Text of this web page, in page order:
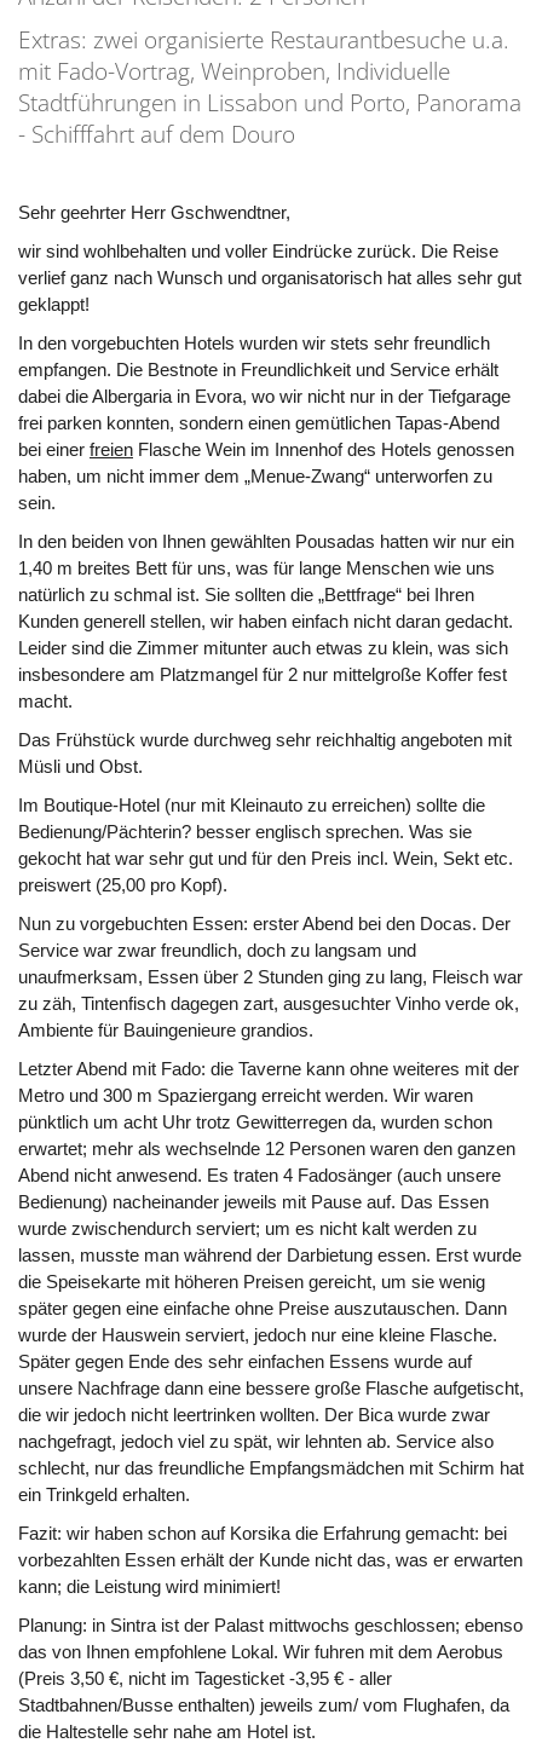
Extras: zwei organisierte Restaurantbesuche u.a.
mit Fado-Vortrag, Weinproben, Individuelle
Stadtführungen in Lissabon und Porto, Panorama
- Schifffahrt auf dem Douro
Sehr geehrter Herr Gschwendtner,
wir sind wohlbehalten und voller Eindrücke zurück. Die Reise
verlief ganz nach Wunsch und organisatorisch hat alles sehr gut
geklappt!
In den vorgebuchten Hotels wurden wir stets sehr freundlich
empfangen. Die Bestnote in Freundlichkeit und Service erhält
dabei die Albergaria in Evora, wo wir nicht nur in der Tiefgarage
frei parken konnten, sondern einen gemütlichen Tapas-Abend
bei einer freien Flasche Wein im Innenhof des Hotels genossen
haben, um nicht immer dem „Menue-Zwang“ unterworfen zu
sein.
In den beiden von Ihnen gewählten Pousadas hatten wir nur ein
1,40 m breites Bett für uns, was für lange Menschen wie uns
natürlich zu schmal ist. Sie sollten die „Bettfrage“ bei Ihren
Kunden generell stellen, wir haben einfach nicht daran gedacht.
Leider sind die Zimmer mitunter auch etwas zu klein, was sich
insbesondere am Platzmangel für 2 nur mittelgroße Koffer fest
macht.
Das Frühstück wurde durchweg sehr reichhaltig angeboten mit
Müsli und Obst.
Im Boutique-Hotel (nur mit Kleinauto zu erreichen) sollte die
Bedienung/Pächterin? besser englisch sprechen. Was sie
gekocht hat war sehr gut und für den Preis incl. Wein, Sekt etc.
preiswert (25,00 pro Kopf).
Nun zu vorgebuchten Essen: erster Abend bei den Docas. Der
Service war zwar freundlich, doch zu langsam und
unaufmerksam, Essen über 2 Stunden ging zu lang, Fleisch war
zu zäh, Tintenfisch dagegen zart, ausgesuchter Vinho verde ok,
Ambiente für Bauingenieure grandios.
Letzter Abend mit Fado: die Taverne kann ohne weiteres mit der
Metro und 300 m Spaziergang erreicht werden. Wir waren
pünktlich um acht Uhr trotz Gewitterregen da, wurden schon
erwartet; mehr als wechselnde 12 Personen waren den ganzen
Abend nicht anwesend. Es traten 4 Fadosänger (auch unsere
Bedienung) nacheinander jeweils mit Pause auf. Das Essen
wurde zwischendurch serviert; um es nicht kalt werden zu
lassen, musste man während der Darbietung essen. Erst wurde
die Speisekarte mit höheren Preisen gereicht, um sie wenig
später gegen eine einfache ohne Preise auszutauschen. Dann
wurde der Hauswein serviert, jedoch nur eine kleine Flasche.
Später gegen Ende des sehr einfachen Essens wurde auf
unsere Nachfrage dann eine bessere große Flasche aufgetischt,
die wir jedoch nicht leertrinken wollten. Der Bica wurde zwar
nachgefragt, jedoch viel zu spät, wir lehnten ab. Service also
schlecht, nur das freundliche Empfangsmädchen mit Schirm hat
ein Trinkgeld erhalten.
Fazit: wir haben schon auf Korsika die Erfahrung gemacht: bei
vorbezahlten Essen erhält der Kunde nicht das, was er erwarten
kann; die Leistung wird minimiert!
Planung: in Sintra ist der Palast mittwochs geschlossen; ebenso
das von Ihnen empfohlene Lokal. Wir fuhren mit dem Aerobus
(Preis 3,50 €, nicht im Tagesticket -3,95 € - aller
Stadtbahnen/Busse enthalten) jeweils zum/ vom Flughafen, da
die Haltestelle sehr nahe am Hotel ist.